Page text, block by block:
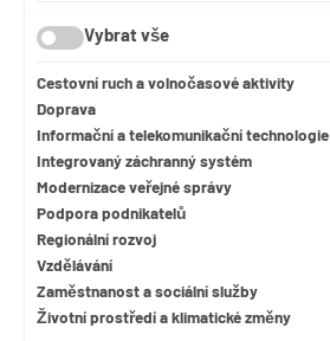
Čistá a aktivní mobilita
Infrastruktura ve zdravotnictví
Integrovaný záchranný systém
Komunitně vedený místní rozvoj
Kulturní
Kulturní dědictví a cestovní ruch
Moderní
Perspektivní
Revitalizace měst a obcí
Silnice II. třídy
Sociální infrastruktura
Hlavní město Praha
Jihomoravský kraj
Jihočeský
Jihočeský kraj
Karlovarský
Karlovarský kraj
Kraj Vysočina
Královéhradecký
Královéhradecký kraj
Liberecký
Liberecký kraj
Moravskloslezský kraj
Vybrat vše
Cestovní ruch a volnočasové aktivity
Doprava
Informační a telekomunikační technologie
Integrovaný záchranný systém
Modernizace veřejné správy
Podpora podnikatelů
Regionální rozvoj
Vzdělávání
Zaměstnanost a sociální služby
Životní prostředí a klimatické změny
Vybrat vše
Vyhledat